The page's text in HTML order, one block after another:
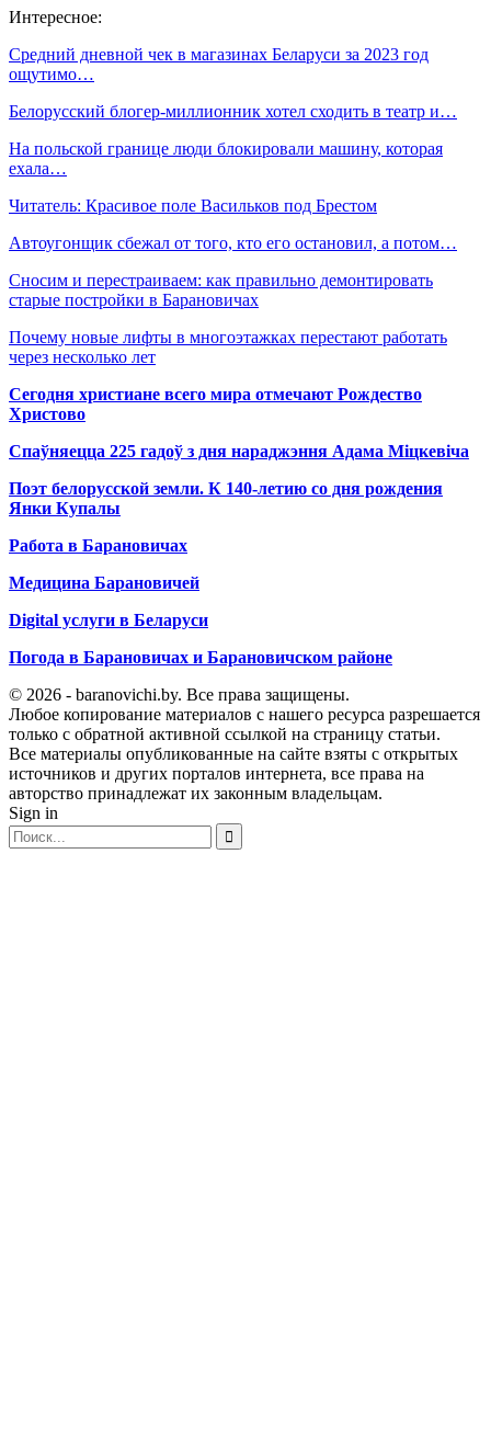
Интересное:
Средний дневной чек в магазинах Беларуси за 2023 год
ощутимо…
Белорусский блогер-миллионник хотел сходить в театр и…
На польской границе люди блокировали машину, которая
ехала…
Читатель: Красивое поле Васильков под Брестом
Автоугонщик сбежал от того, кто его остановил, а потом…
Сносим и перестраиваем: как правильно демонтировать
старые постройки в Барановичах
Почему новые лифты в многоэтажках перестают работать
через несколько лет
Сегодня христиане всего мира отмечают Рождество
Христово
Спаўняецца 225 гадоў з дня нараджэння Адама Міцкевіча
Поэт белорусской земли. К 140-летию со дня рождения
Янки Купалы
Работа в Барановичах
Медицина Барановичей
Digital услуги в Беларуси
Погода в Барановичах и Барановичском районе
© 2026 - baranovichi.by. Все права защищены.
Любое копирование материалов с нашего ресурса разрешается
только с обратной активной ссылкой на страницу статьи.
Все материалы опубликованные на сайте взяты с открытых
источников и других порталов интернета, все права на
авторство принадлежат их законным владельцам.
Sign in